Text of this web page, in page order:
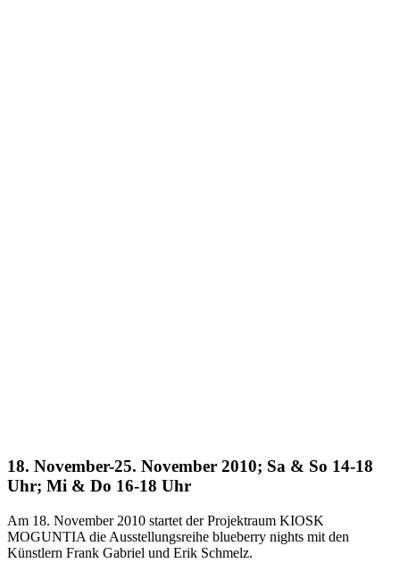
18. November-25. November 2010; Sa & So 14-18
Uhr; Mi & Do 16-18 Uhr
Am 18. November 2010 startet der Projektraum KIOSK
MOGUNTIA die Ausstellungsreihe blueberry nights mit den
Künstlern Frank Gabriel und Erik Schmelz.